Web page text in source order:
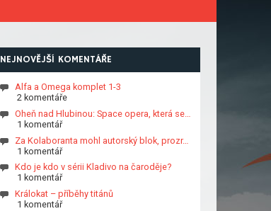
NEJNOVĚJŠÍ KOMENTÁŘE
Alfa a Omega komplet 1-3
2 komentáře
Oheň nad Hlubinou: Space opera, která se…
1 komentář
Za Kolaboranta mohl autorský blok, prozr…
1 komentář
Kdo je kdo v sérii Kladivo na čaroděje?
1 komentář
Králokat – příběhy titánů
1 komentář